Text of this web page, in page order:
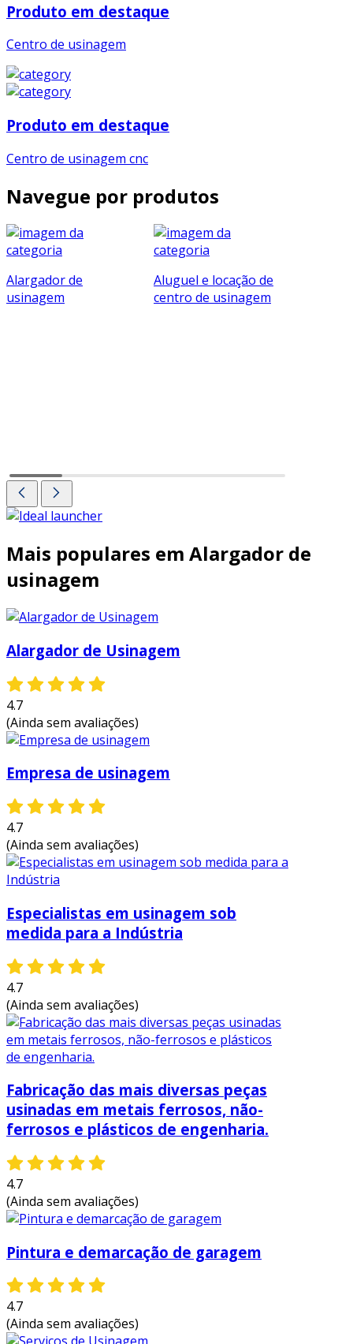
Produto em destaque
Centro de usinagem
Produto em destaque
Centro de usinagem cnc
Navegue por produtos
Alargador de
usinagem
Aluguel e locação de
centro de usinagem
Mais populares em Alargador de
usinagem
Alargador de Usinagem
4.7
(Ainda sem avaliações)
Empresa de usinagem
4.7
(Ainda sem avaliações)
Especialistas em usinagem sob
medida para a Indústria
4.7
(Ainda sem avaliações)
Fabricação das mais diversas peças
usinadas em metais ferrosos, não-
ferrosos e plásticos de engenharia.
4.7
(Ainda sem avaliações)
Pintura e demarcação de garagem
4.7
(Ainda sem avaliações)